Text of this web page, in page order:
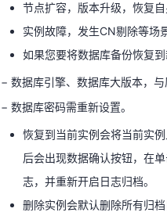
多款云产品免费试用，快来开启云
− 数据库引擎、数据库大版本，
− 数据库密码需重新设置。
恢复到当前实例会将当前实
后会出现数据确认按钮，在
操作步骤
节点扩容，版本升级，恢复
实例故障，发生CN剔除等场
如果您要将数据库备份恢复到
− 数据库引擎、数据库大版本，与
− 数据库密码需重新设置。
恢复到当前实例会将当前实
后会出现数据确认按钮，在
志，并重新开启日志归档。
删除实例会默认删除所有归